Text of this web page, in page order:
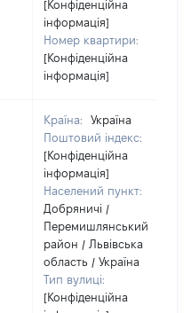
[Конфіденційна
інформація]
Номер квартири:
[Конфіденційна
інформація]
Країна:
Україна
Поштовий індекс:
[Конфіденційна
інформація]
Населений пункт:
Добряничі /
Перемишлянський
район / Львівська
область / Україна
Тип вулиці:
[Конфіденційна